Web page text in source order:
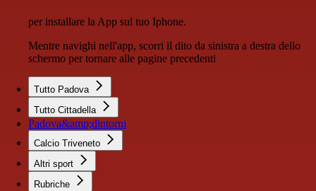
per installare la App sul tuo Iphone.
Mentre navighi nell'app, scorri il dito da sinistra a destra dello
schermo per tornare alle pagine precedenti
Tutto Padova
Tutto Cittadella
Padova&amp;dintorni
Calcio Triveneto
Altri sport
Rubriche